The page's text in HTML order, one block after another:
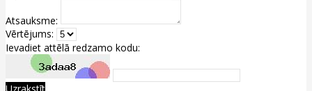
Atsauksme:
Vērtējums:
Ievadiet attēlā redzamo kodu: